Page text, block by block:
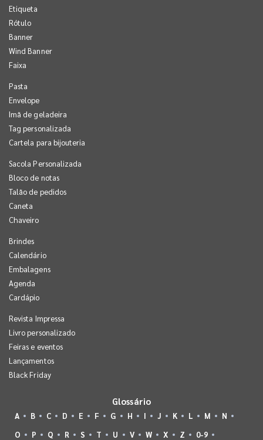
Etiqueta
Rótulo
Banner
Wind Banner
Faixa
Pasta
Envelope
Imã de geladeira
Tag personalizada
Cartela para bijouteria
Sacola Personalizada
Bloco de notas
Talão de pedidos
Caneta
Chaveiro
Brindes
Calendário
Embalagens
Agenda
Cardápio
Revista Impressa
Livro personalizado
Feiras e eventos
Lançamentos
Black Friday
Glossário
A B C D E F G H I J K L M
N
O
P Q R S T U V W X Z 0-9